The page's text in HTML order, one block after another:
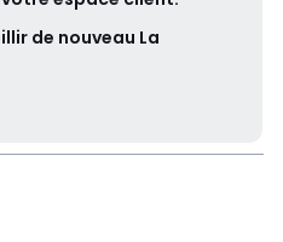
de nouveau La